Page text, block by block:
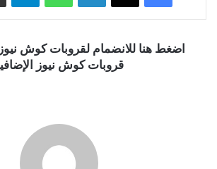
اضغط هنا للانضمام لقروبات كوش
قروبات كوش نيوز